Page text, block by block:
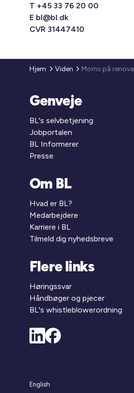
T +45 33 76 20 00
E bl@bl.dk
CVR 31447410
Hjem Viden
Genveje
BL's selvbetjening
Jobportalen
BL Informerer
Presse
Om BL
Hvad er BL?
Medarbejdere
Karriere i BL
Tilmeld dig nyhedsbreve
Flere links
Høringssvar
Håndbøger og pjecer
BL's whistleblowerordning
English